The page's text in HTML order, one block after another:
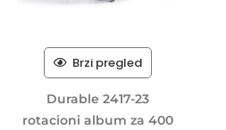
Brzi pregled
Durable 2417-23
rotacioni album za 400